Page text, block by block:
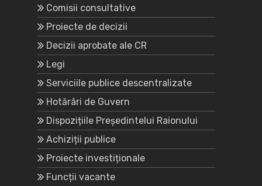
Comisii consultative
Proiecte de decizii
Decizii aprobate ale CR
Legi
Serviciile publice descentralizate
Hotărâri de Guvern
Dispozițiile Președintelui Raionului
Achiziții publice
Proiecte investiționale
Funcții vacante